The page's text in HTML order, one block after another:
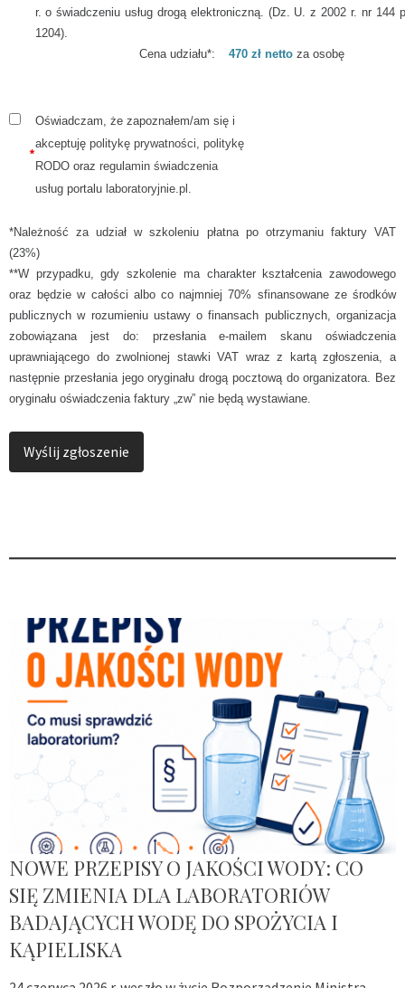
r. o świadczeniu usług drogą elektroniczną. (Dz. U. z 2002 r. nr 144
1204).
Cena udziału*:
470 zł netto za osobę
*
Oświadczam, że zapoznałem/am się i
akceptuję politykę prywatności, politykę
RODOoraz regulamin świadczenia
usługportalu laboratoryjnie.pl.
*Należność za udział w szkoleniu płatna po otrzymaniu faktury VAT
(23%)
**W przypadku, gdy szkolenie ma charakter kształcenia zawodowego
oraz będzie w całości albo co najmniej 70% sfinansowane ze środków
publicznych w rozumieniu ustawy o finansach publicznych, organizacja
zobowiązana jest do: przesłania e-mailem skanu oświadczenia
uprawniającego do zwolnionej stawki VAT wraz z kartą zgłoszenia, a
następnie przesłania jego oryginału drogą pocztową do organizatora. Bez
oryginału oświadczenia faktury „zw” nie będą wystawiane.
NOWE PRZEPISY O JAKOŚCI WODY: CO
SIĘ ZMIENIA DLA LABORATORIÓW
BADAJĄCYCH WODĘ DO SPOŻYCIA I
KĄPIELISKA